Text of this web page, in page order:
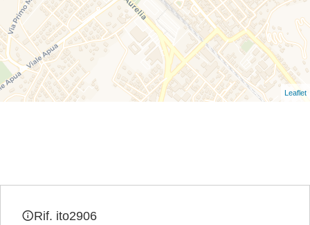
Leaflet
Rif. ito2906